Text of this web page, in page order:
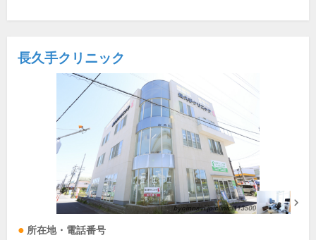
長久手クリニック
所在地・電話番号